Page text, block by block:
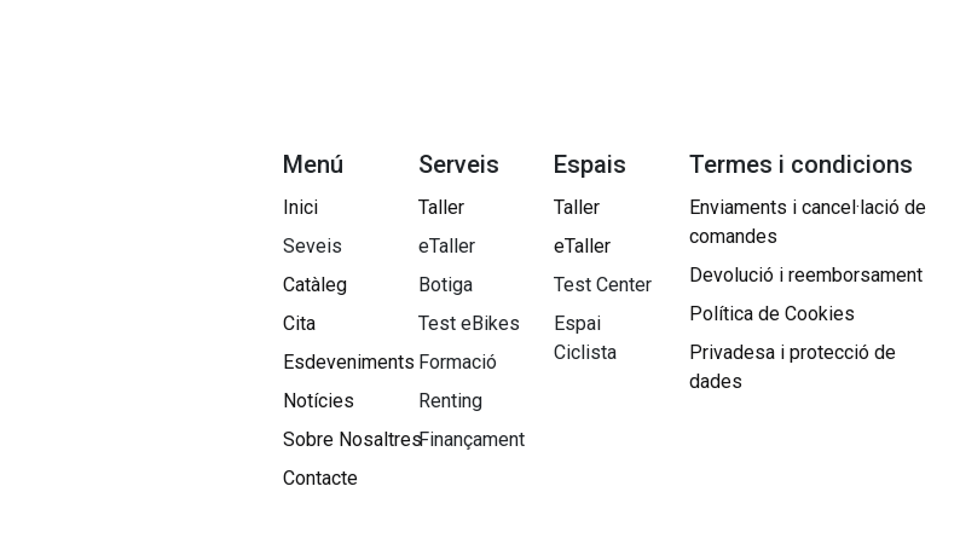
Menú
Inici
Seveis
Catàleg
Cita
Esdeveniments
Notícies
Sobre Nosaltres​
Contacte
Serveis
Taller
eTaller
Botiga
Test eBikes
Formació
Renting
Finançament
Espais
Taller
eTaller
Test Center
Espai
Ciclista
Termes i condicions
Enviaments i cancel·lació de
comandes
Devolució i reemborsament
Política de Cookies
Privadesa i protecció de
dades